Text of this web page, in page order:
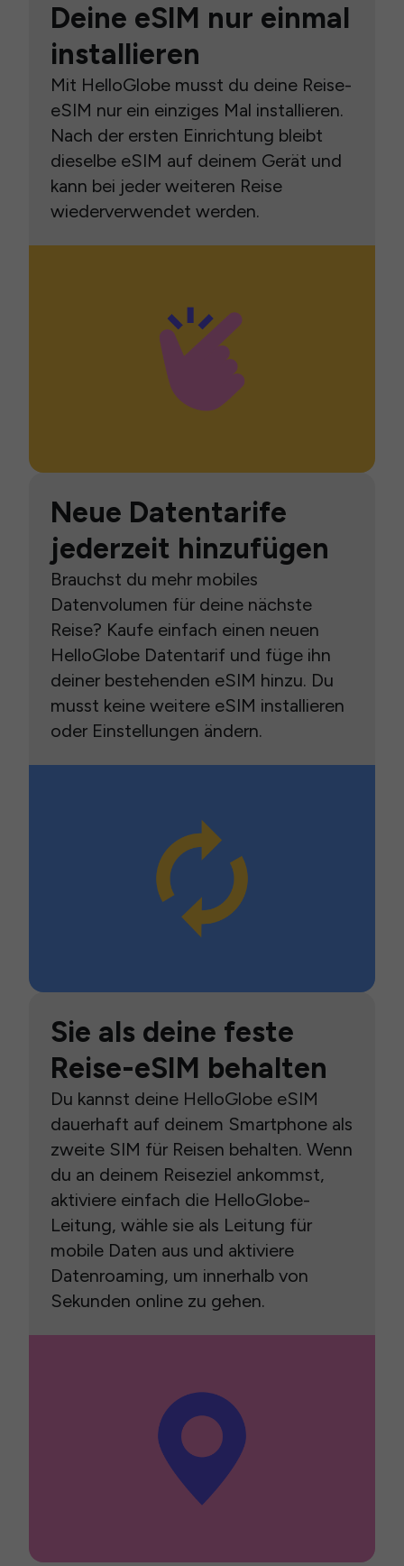
Deine eSIM nur einmal
installieren
Mit HelloGlobe musst du deine Reise-
eSIM nur ein einziges Mal installieren.
Nach der ersten Einrichtung bleibt
dieselbe eSIM auf deinem Gerät und
kann bei jeder weiteren Reise
wiederverwendet werden.
Neue Datentarife
jederzeit hinzufügen
Brauchst du mehr mobiles
Datenvolumen für deine nächste
Reise? Kaufe einfach einen neuen
HelloGlobe Datentarif und füge ihn
deiner bestehenden eSIM hinzu. Du
musst keine weitere eSIM installieren
oder Einstellungen ändern.
Sie als deine feste
Reise-eSIM behalten
Du kannst deine HelloGlobe eSIM
dauerhaft auf deinem Smartphone als
zweite SIM für Reisen behalten. Wenn
du an deinem Reiseziel ankommst,
aktiviere einfach die HelloGlobe-
Leitung, wähle sie als Leitung für
mobile Daten aus und aktiviere
Datenroaming, um innerhalb von
Sekunden online zu gehen.